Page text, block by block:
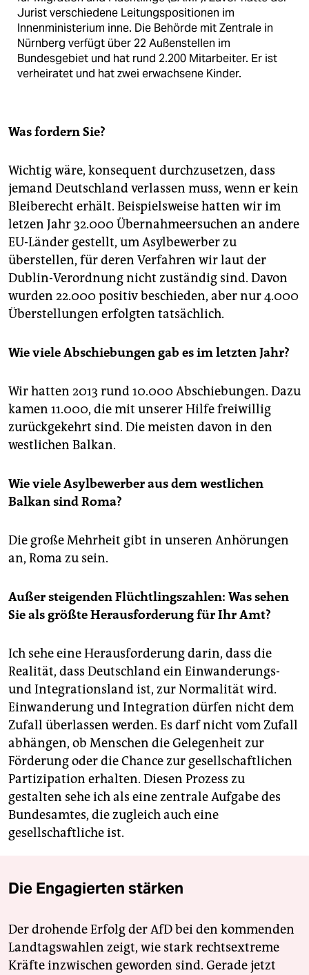
Jurist verschiedene Leitungspositionen im
Innenministerium inne. Die Behörde mit Zentrale in
Nürnberg verfügt über 22 Außenstellen im
Bundesgebiet und hat rund 2.200 Mitarbeiter. Er ist
verheiratet und hat zwei erwachsene Kinder.
Was fordern Sie?
Wichtig wäre, konsequent durchzusetzen, dass
jemand Deutschland verlassen muss, wenn er kein
Bleiberecht erhält. Beispielsweise hatten wir im
letzen Jahr 32.000 Übernahmeersuchen an andere
EU-Länder gestellt, um Asylbewerber zu
überstellen, für deren Verfahren wir laut der
Dublin-Verordnung nicht zuständig sind. Davon
wurden 22.000 positiv beschieden, aber nur 4.000
Überstellungen erfolgten tatsächlich.
Wie viele Abschiebungen gab es im letzten Jahr?
Wir hatten 2013 rund 10.000 Abschiebungen. Dazu
kamen 11.000, die mit unserer Hilfe freiwillig
zurückgekehrt sind. Die meisten davon in den
westlichen Balkan.
Wie viele Asylbewerber aus dem westlichen
Balkan sind Roma?
Die große Mehrheit gibt in unseren Anhörungen
an, Roma zu sein.
Außer steigenden Flüchtlingszahlen: Was sehen
Sie als größte Herausforderung für Ihr Amt?
Ich sehe eine Herausforderung darin, dass die
Realität, dass Deutschland ein Einwanderungs-
und Integrationsland ist, zur Normalität wird.
Einwanderung und Integration dürfen nicht dem
Zufall überlassen werden. Es darf nicht vom Zufall
abhängen, ob Menschen die Gelegenheit zur
Förderung oder die Chance zur gesellschaftlichen
Partizipation erhalten. Diesen Prozess zu
gestalten sehe ich als eine zentrale Aufgabe des
Bundesamtes, die zugleich auch eine
gesellschaftliche ist.
Die Engagierten stärken
Der drohende Erfolg der AfD bei den kommenden
Landtagswahlen zeigt, wie stark rechtsextreme
Kräfte inzwischen geworden sind. Gerade jetzt